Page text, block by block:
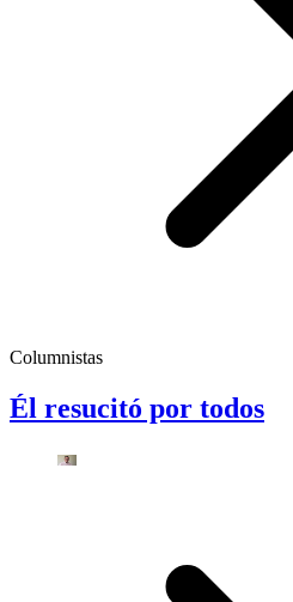
Columnistas
Él resucitó por todos